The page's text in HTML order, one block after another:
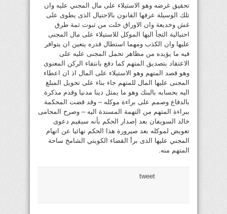
تحقيق غرضه وهو الاستيلاء على مال المجني عليه وان
تلك الوسيلة عرفها القانون بالاحتيال الذى يطوى على
غش وخديعة وان الاوراق خلت من ثبوت ثمة طرق
احتيالية التجأ اليها الموكل للاستيلاء على مال المجنى
عليها وان الكذب ومهما استطال قدره يتعين ان يتوافر
فيه ما يؤيده من مظاهر تحمل المجنى عليه على
الاعتقاد بتصديق المتهم كما دفع بانتفاء الركن المعنوى
وهو قصد المتهم وهو الاستيلاء على المال اذ ان اعطاء
المجنى عليها المال للمتهم جاء بناء على تحويل المبلغ
اليه بحسابه بالبنك وهو ما يمثل دينا مدنيا وقدم مذكرة
بالدفاع وصمم على براءة موكله – وقد قضت المحكمة
ببراءة المتهم من التهمة المسندة اليه – وصرح المحامى
خالد السويفان بعد إصدار الحكم بأنه سيقيم دعوى
تعويض لموكله بعد صيرورة هذا الحكم نهائيا عن اتهام
المجني عليها الذى برأ القضاء الكويتي الشامخ ساحة
المتهم منه.
tweet